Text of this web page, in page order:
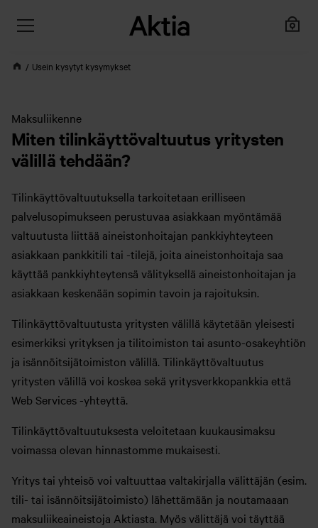
Usein kysytyt kysymykset
Maksuliikenne
Miten tilinkäyttövaltuutus yritysten
välillä tehdään?
Tilinkäyttövaltuutuksella tarkoitetaan erilliseen
palvelusopimukseen perustuvaa asiakkaan myöntämää
valtuutusta liittää aineistonhoitajan pankkiyhteyteen
asiakkaan pankkitili tai -tilejä, joita aineistonhoitaja saa
käyttää pankkiyhteytensä välityksellä aineistonhoitajan ja
asiakkaan keskenään sopimin tavoin ja rajoituksin.
Tilinkäyttövaltuutusta yritysten välillä käytetään yleisesti
esimerkiksi yrityksen ja tilitoimiston tai asunto-osakeyhtiön
ja isännöitsijätoimiston välillä. Tilinkäyttövaltuutus
yritysten välillä voi koskea sekä yritysverkkopankkia että
Web Services -yhteyttä.
Tilinkäyttövaltuutuksesta veloitetaan kuukausimaksu
voimassa olevan hinnastomme mukaisesti.
Yritys tai yhteisö voi valtuuttaa valtakirjalla välittäjän (esim.
tili- tai isännöitsijätoimisto) lähettämään ja noutamaaan
maksuliikeaineistoja Aktiasta. Myös välittäjä voi täyttää